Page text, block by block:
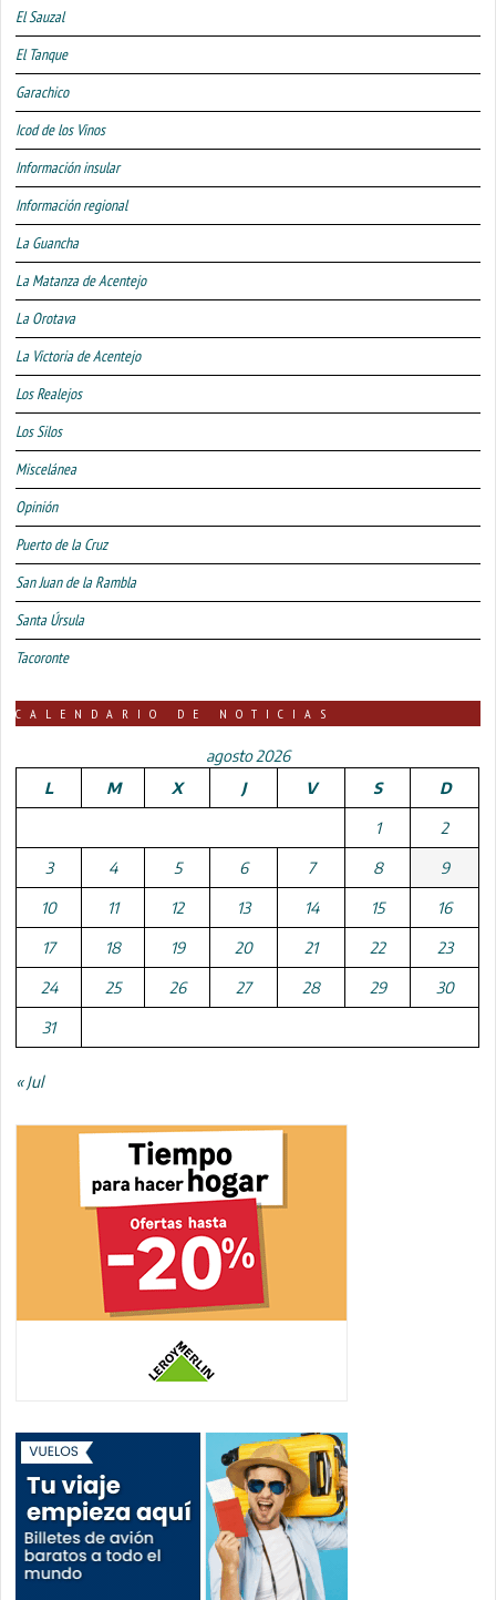
El Sauzal
El Tanque
Garachico
Icod de los Vinos
Información insular
Información regional
La Guancha
La Matanza de Acentejo
La Orotava
La Victoria de Acentejo
Los Realejos
Los Silos
Miscelánea
Opinión
Puerto de la Cruz
San Juan de la Rambla
Santa Úrsula
Tacoronte
CALENDARIO DE NOTICIAS
agosto 2026
L
M X J V S D
1 2
3 4 5 6 7 8 9
10 11 12 13 14 15 16
17 18 19 20 21 22 23
24 25 26 27 28 29 30
31
« Jul